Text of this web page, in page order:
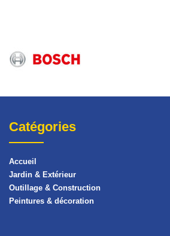
Catégories
Accueil
Jardin & Extérieur
Outillage & Construction
Peintures & décoration